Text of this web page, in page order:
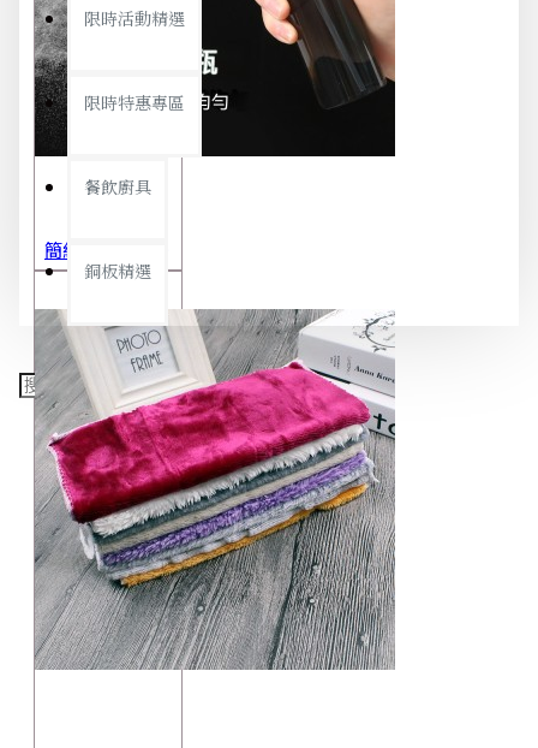
限時活動精選
限時特惠專區
餐飲廚具
銅板精選